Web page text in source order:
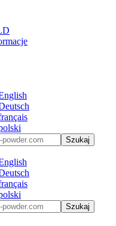
Szukaj
Szukaj